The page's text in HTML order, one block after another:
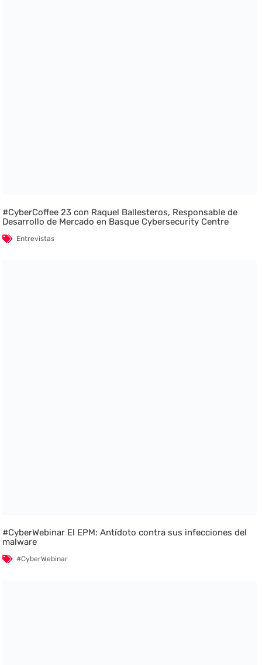
#CyberCoffee 23 con Raquel Ballesteros, Responsable de
Desarrollo de Mercado en Basque Cybersecurity Centre
Entrevistas
#CyberWebinar El EPM: Antídoto contra sus infecciones del
malware
#CyberWebinar